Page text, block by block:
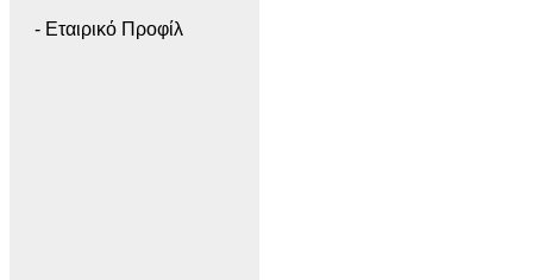
- Εταιρικό Προφίλ